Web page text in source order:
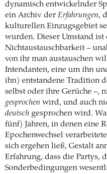
dynamisch entwickelnder
ein Archiv der Erfahrungen,
kulturellen Einzugsgebiet
wurden. Dieser Umstand
Nichtaustauschbarkeit –
von ihr man austauschen
Intendanten, eine um ihn
ihn) entstandene Tradition
selbst oder ihre Gerüche –,
gesprochen wird, und auch
deutsch gesprochen wird.
fünf) Jahren, in denen eine
Epochenwechsel
sich ergehen ließ, Gestalt
Erfahrung, dass die Partys,
Sonderbedingungen